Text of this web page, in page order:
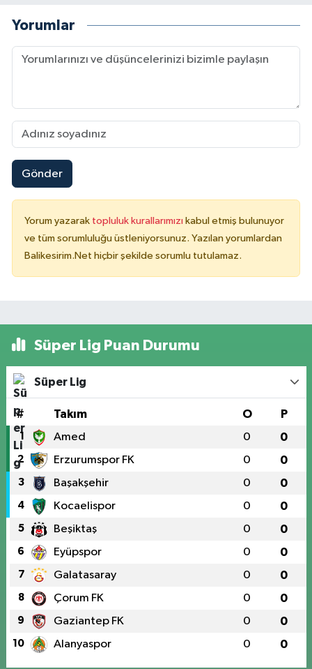
Yorumlar
Gönder
Yorum yazarak topluluk kurallarımızı kabul etmiş bulunuyor
ve tüm sorumluluğu üstleniyorsunuz. Yazılan yorumlardan
Balikesirim.Net hiçbir şekilde sorumlu tutulamaz.
Süper Lig Puan Durumu
Süper Lig
# Takım O P
1 Amed 0 0
2 Erzurumspor FK 0 0
3 Başakşehir 0 0
4 Kocaelispor 0 0
5 Beşiktaş 0 0
6 Eyüpspor 0 0
7 Galatasaray 0 0
8 Çorum FK 0 0
9 Gaziantep FK 0 0
10 Alanyaspor 0 0